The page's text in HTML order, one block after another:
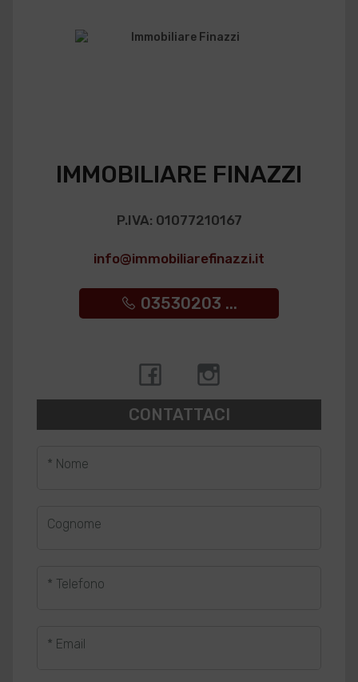
IMMOBILIARE FINAZZI
P.IVA: 01077210167
info@immobiliarefinazzi.it
03530203 ...
CONTATTACI
* Nome
Cognome
* Telefono
* Email